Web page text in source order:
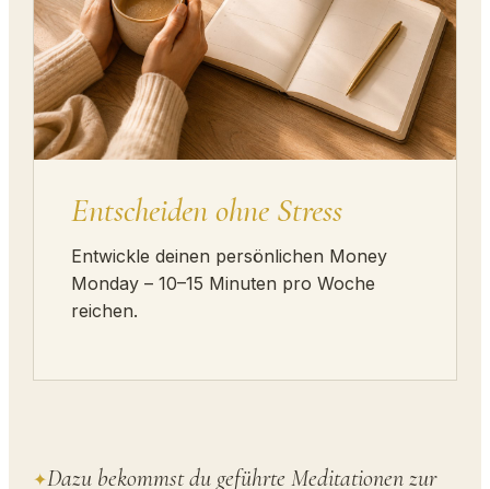
Entscheiden ohne Stress
Entwickle deinen persönlichen Money
Monday – 10–15 Minuten pro Woche
reichen.
Dazu bekommst du geführte Meditationen zur